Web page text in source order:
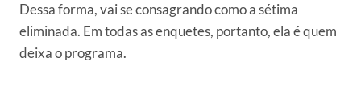
Dessa forma, vai se consagrando como a sétima
eliminada. Em todas as enquetes, portanto, ela é quem
deixa o programa.